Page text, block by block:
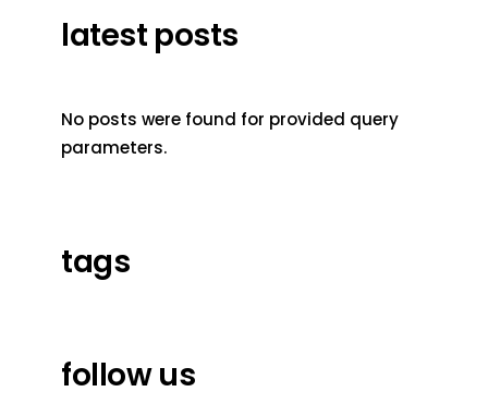
latest posts
No posts were found for provided query
parameters.
tags
follow us